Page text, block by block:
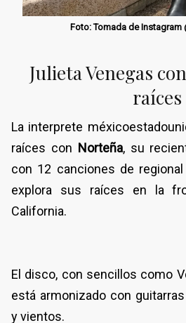
Foto: Tomada de Instagram
Julieta Venegas
raíces
La interprete
raíces con Norteña, su
con 12 canciones de
explora sus raíces en la
California.
El disco, con sencillos como
está armonizado con
y vientos.